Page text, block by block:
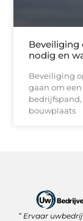
Beveiliging
nodig en
Beveiliging
gaan om
bouwplaats
” Ervaar